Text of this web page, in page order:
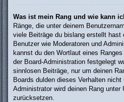
Was ist mein Rang und wie kann
Ränge, die unter deinem
viele Beiträge du bislang erstellt hast
Benutzer wie Moderatoren und
kannst du den Wortlaut eines
der Board-Administration festgelegt
sinnlosen Beiträge, nur um deinen
Boards dulden dieses Verhalten nicht
Administrator wird deinen Rang unter
zurücksetzen.